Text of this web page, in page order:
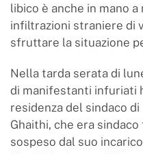
libico è anche in mano
infiltrazioni straniere di
sfruttare la situazione
Nella tarda serata di
di manifestanti infuriati
residenza del sindaco
Ghaithi, che era
sospeso dal suo